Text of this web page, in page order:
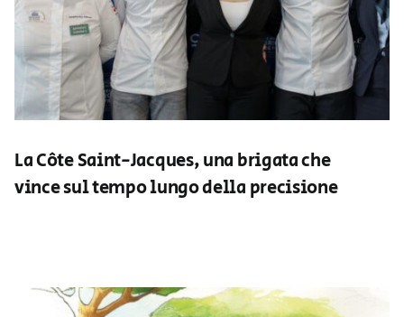
La Côte Saint-Jacques, una brigata che
vince sul tempo lungo della precisione